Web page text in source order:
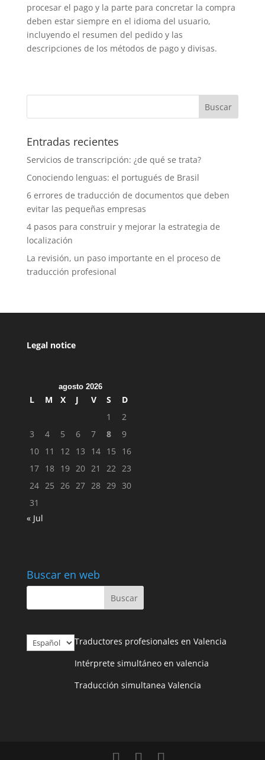
procesar el pago y la parte para concretar la compra
deben estar siempre en el idioma del usuario,
incluyendo el resumen del pedido y las
descripciones de los métodos de pago y divisas.
Entradas recientes
Servicios de transcripción: ¿de qué se trata?
Conociendo lenguas: el portugués de Brasil
6 errores de traducción de documentos que deben
evitar las pequeñas empresas
4 pasos para construir y mejorar la estrategia de
localización
La revisión, un paso importante en el proceso de
traducción profesional
Legal notice
agosto 2026
L M X J V S
D
1
2
3
4 5 6 7 8
9
10 11 12 13 14 15
16
17 18 19 20 21 22 23
24 25 26 27 28 29 30
31
« Jul
Buscar en web
Elegir
un
Traductores profesionales en Valencia
Intérprete simultáneo en valencia
Traducción simultanea Valencia